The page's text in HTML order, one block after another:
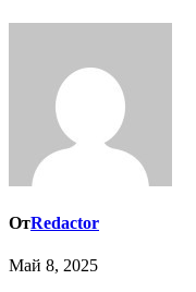
ОтRedactor
Май 8, 2025